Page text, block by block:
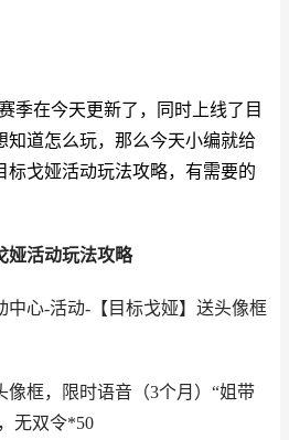
季在今天更新了，同时上线了目
知道怎么玩，那么今天小编就给
标戈娅活动玩法攻略，有需要的
活动玩法攻略
心-活动-【目标戈娅】送头像框
框，限时语音（3个月）“姐带
无双令*50